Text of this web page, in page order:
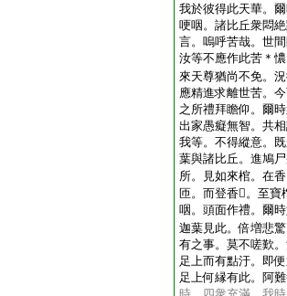
我於彼得此天華。
哽咽。諸比丘衆悶
言。嗚呼苦哉。世
汝等不應作此苦＊
來天尊猶尚不免。
應精進求離世苦。
之所禮拜瞻仰。爾
出家愚癡無智。共
我等。不得縱意。
葉與諸比丘。進鳩
所。見如來棺。在
匝。而登香𧂐。至
咽。頭面作禮。爾
迦葉見此。倍増悲
有之事。莫不嗟歎
足上而有點汙。即
足上何縁有此。阿